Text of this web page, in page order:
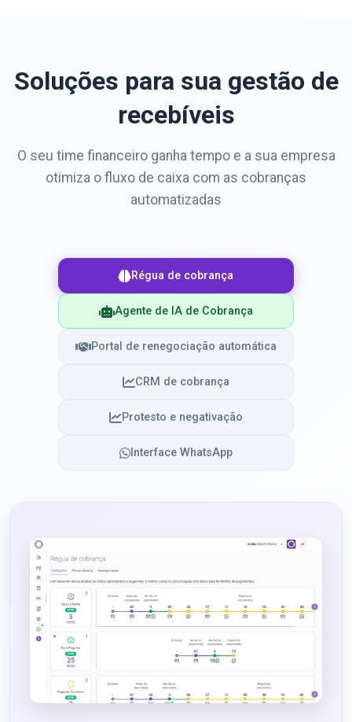
Soluções para sua gestão de
recebíveis
O seu time financeiro ganha tempo e a sua empresa
otimiza o fluxo de caixa com as cobranças
automatizadas
Régua de cobrança
Agente de IA de Cobrança
Portal de renegociação automática
CRM de cobrança
Protesto e negativação
Interface WhatsApp